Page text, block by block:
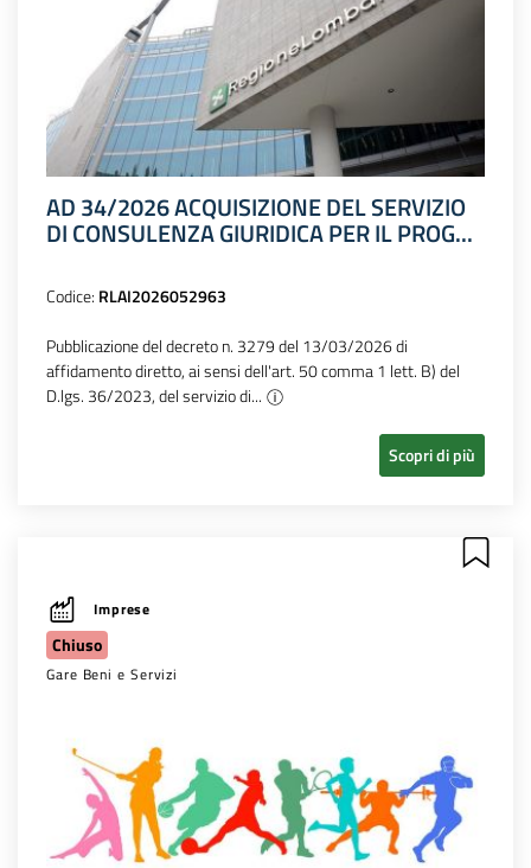
AD 34/2026 ACQUISIZIONE DEL SERVIZIO
DI CONSULENZA GIURIDICA PER IL PROG...
Codice: RLAI2026052963
Pubblicazione del decreto n. 3279 del 13/03/2026 di
affidamento diretto, ai sensi dell'art. 50 comma 1 lett. B) del
D.lgs. 36/2023, del servizio di...
Scopri di più
Imprese
Chiuso
Gare Beni e Servizi